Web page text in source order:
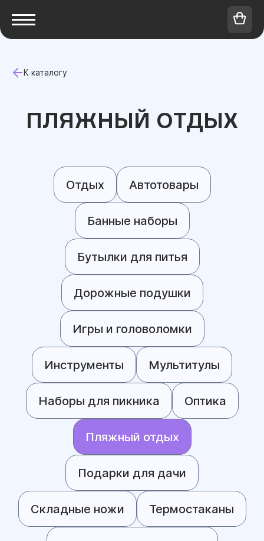
К каталогу
ПЛЯЖНЫЙ ОТДЫХ
Отдых Автотовары
Банные наборы
Бутылки для питья
Дорожные подушки
Игры и головоломки
Инструменты Мультитулы
Наборы для пикника Оптика
Пляжный отдых
Подарки для дачи
Складные ножи Термостаканы